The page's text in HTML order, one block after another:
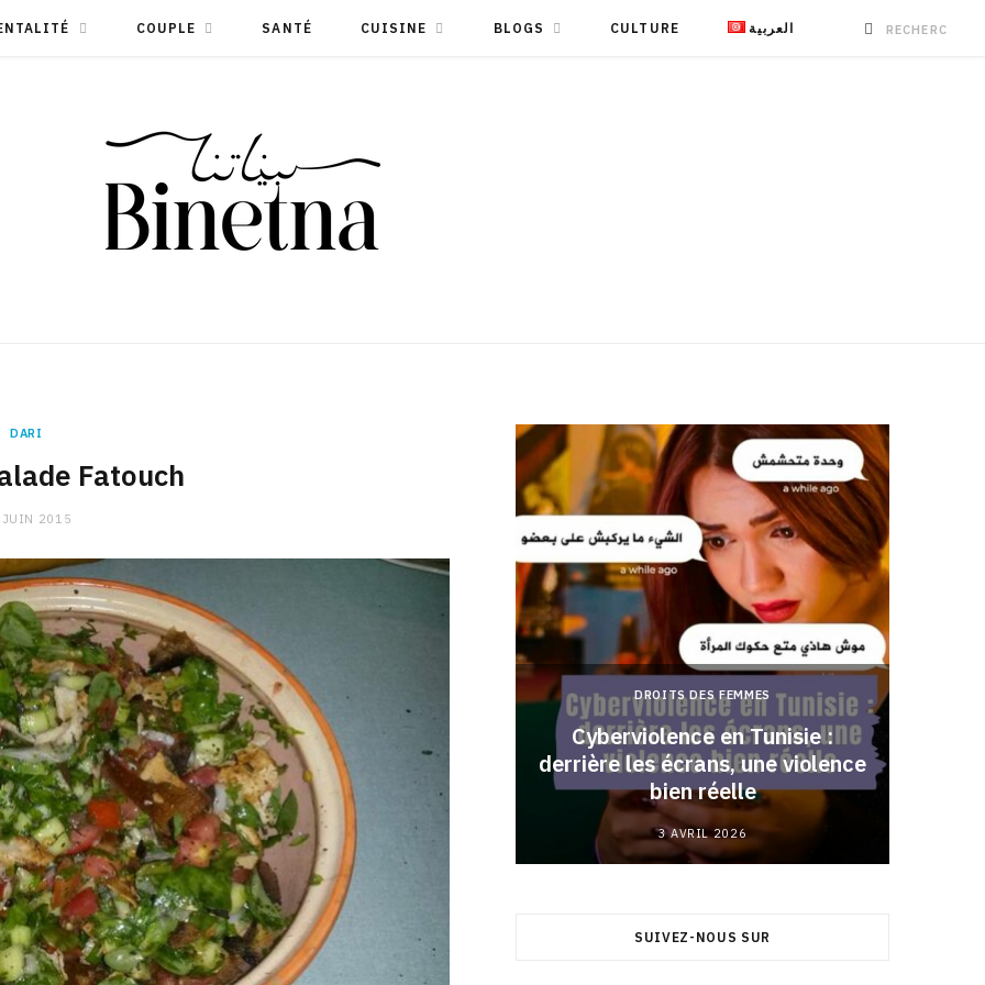
COUPLE SANTÉ CUISINE BLOGS CULTURE العربية
DARI
Fatouch
2015
CHARGE MENTALE
Stress après le travail :
comment relâcher la pression
9 JANVIER 2026
DROITS DES FEMMES
Cyberviolence en Tunisie :
derrière les écrans, une violence
bien réelle
3 AVRIL 2026
SUIVEZ-NOUS SUR